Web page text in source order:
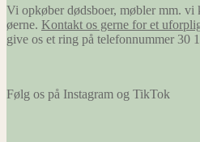
Vi opkøber dødsboer, møbler mm.
øerne. Kontakt os gerne for et
give os et ring på telefonnummer 30
Følg os på Instagram og TikTok